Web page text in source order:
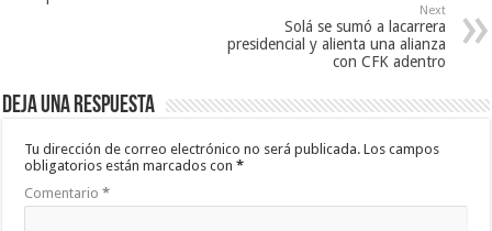
Next
Solá se sumó a lacarrera
presidencial y alienta una alianza
con CFK adentro
Deja una respuesta
Tu dirección de correo electrónico no será publicada. Los campos
obligatorios están marcados con*
Comentario*